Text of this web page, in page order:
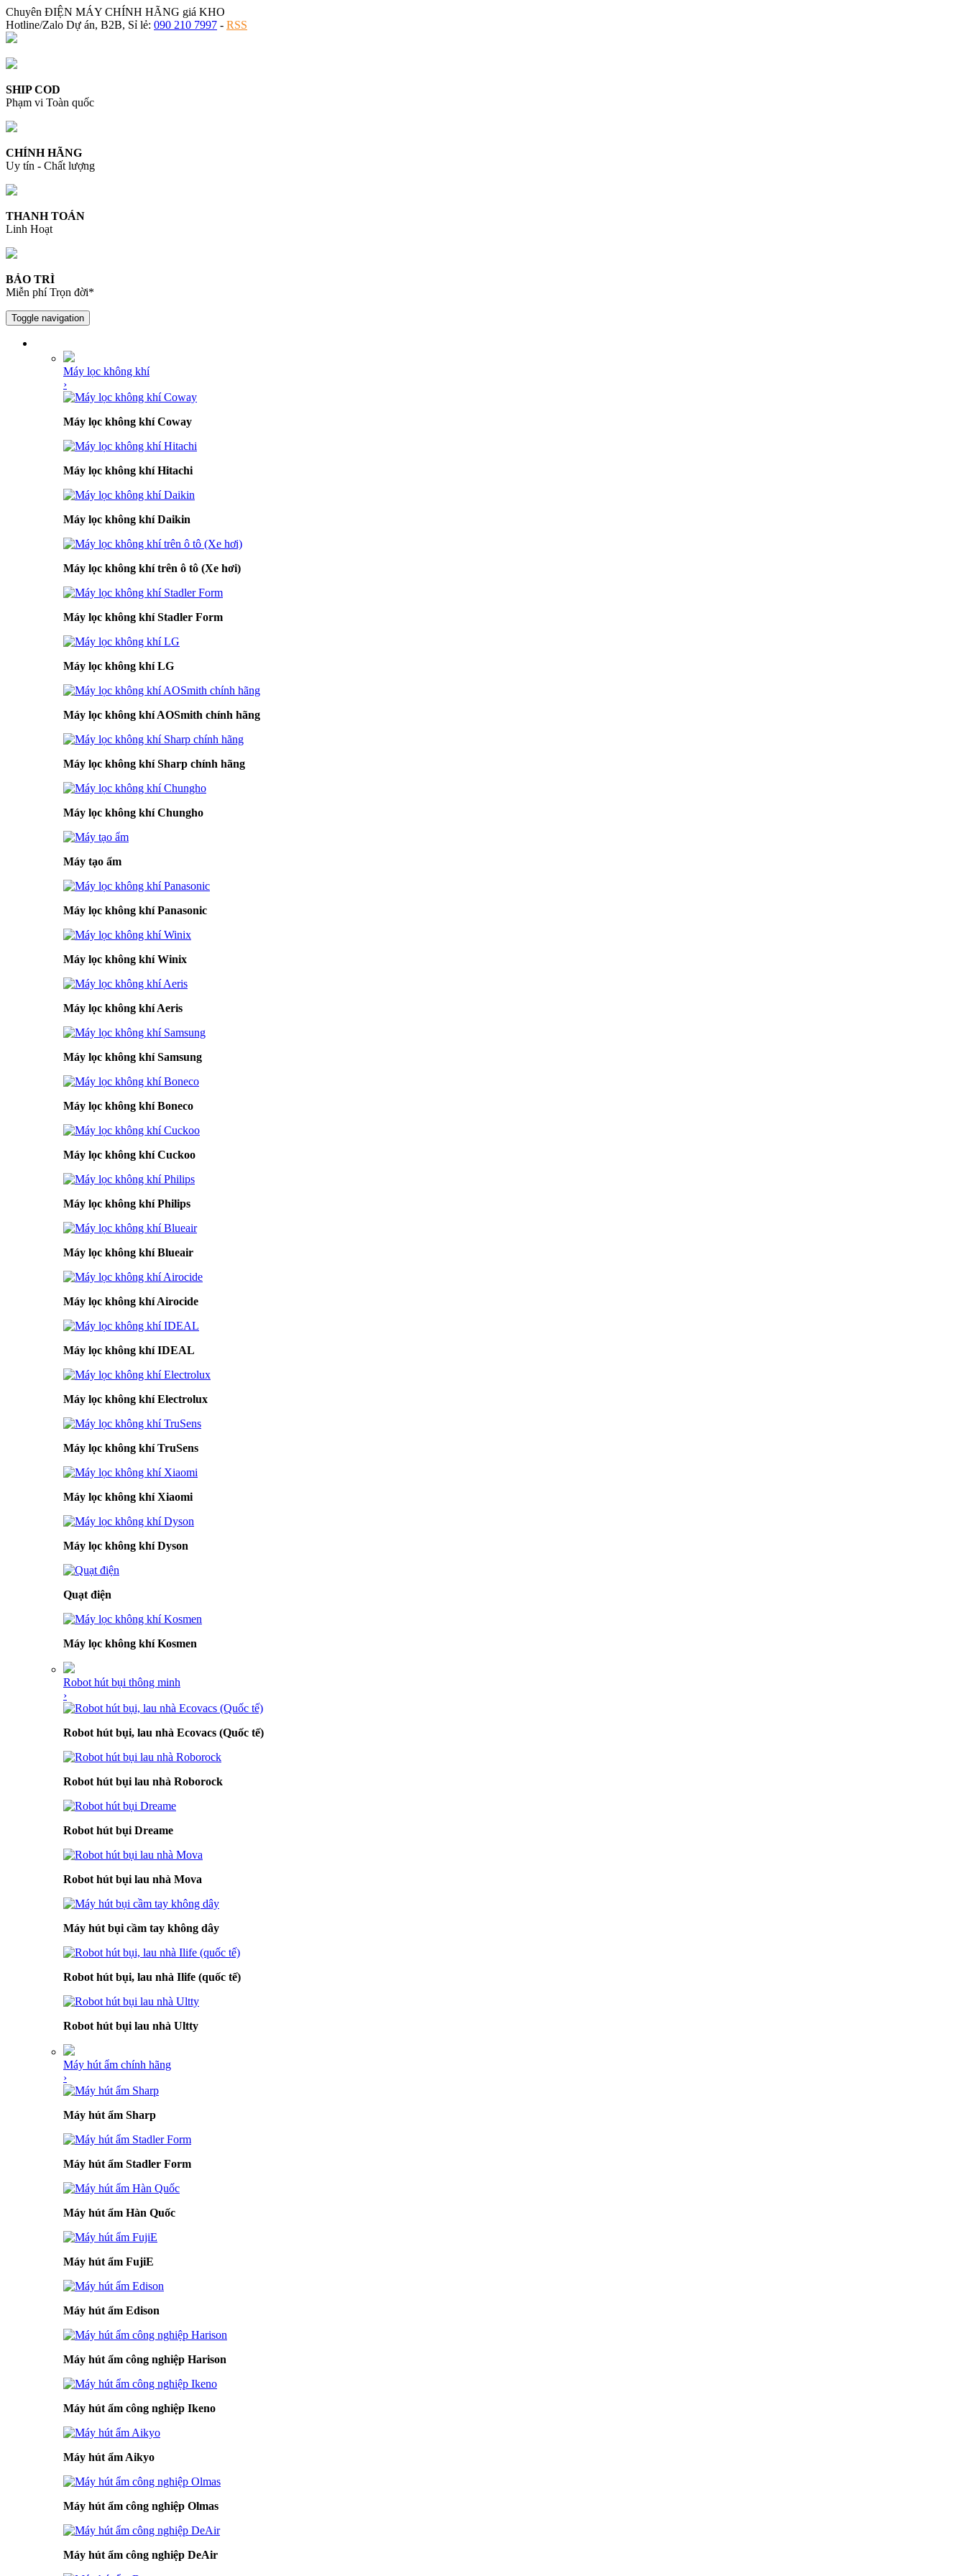
Chuyên ĐIỆN MÁY CHÍNH HÃNG giá KHO
Hotline/Zalo Dự án, B2B, Sỉ lẻ: 090 210 7997 - RSS
SHIP COD
Phạm vi Toàn quốc
CHÍNH HÃNG
Uy tín - Chất lượng
THANH TOÁN
Linh Hoạt
BẢO TRÌ
Miễn phí Trọn đời*
Toggle navigation
Máy lọc không khí
›
Máy lọc không khí Coway
Máy lọc không khí Hitachi
Máy lọc không khí Daikin
Máy lọc không khí trên ô tô (Xe hơi)
Máy lọc không khí Stadler Form
Máy lọc không khí LG
Máy lọc không khí AOSmith chính hãng
Máy lọc không khí Sharp chính hãng
Máy lọc không khí Chungho
Máy tạo ẩm
Máy lọc không khí Panasonic
Máy lọc không khí Winix
Máy lọc không khí Aeris
Máy lọc không khí Samsung
Máy lọc không khí Boneco
Máy lọc không khí Cuckoo
Máy lọc không khí Philips
Máy lọc không khí Blueair
Máy lọc không khí Airocide
Máy lọc không khí IDEAL
Máy lọc không khí Electrolux
Máy lọc không khí TruSens
Máy lọc không khí Xiaomi
Máy lọc không khí Dyson
Quạt điện
Máy lọc không khí Kosmen
Robot hút bụi thông minh
›
Robot hút bụi, lau nhà Ecovacs (Quốc tế)
Robot hút bụi lau nhà Roborock
Robot hút bụi Dreame
Robot hút bụi lau nhà Mova
Máy hút bụi cầm tay không dây
Robot hút bụi, lau nhà Ilife (quốc tế)
Robot hút bụi lau nhà Ultty
Máy hút ẩm chính hãng
›
Máy hút ẩm Sharp
Máy hút ẩm Stadler Form
Máy hút ẩm Hàn Quốc
Máy hút ẩm FujiE
Máy hút ẩm Edison
Máy hút ẩm công nghiệp Harison
Máy hút ẩm công nghiệp Ikeno
Máy hút ẩm Aikyo
Máy hút ẩm công nghiệp Olmas
Máy hút ẩm công nghiệp DeAir